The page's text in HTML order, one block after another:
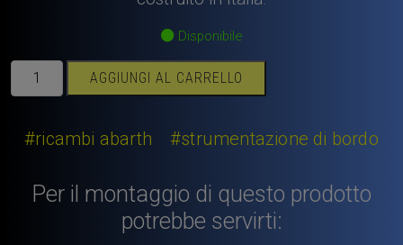
Disponibile
Cruscotto
Abarth
serie
AGGIUNGI AL CARRELLO
#ricambi abarth #strumentazione di bordo
Per il montaggio di questo prodotto
potrebbe servirti: